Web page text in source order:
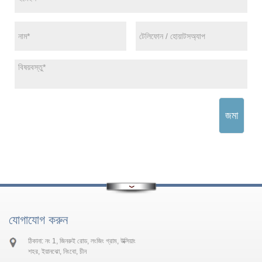
জমা
যোগাযোগ করুন
ঠিকানা: নং 1, জিনরুই রোড, লংজিং গ্রাম, উক্সিয়াং
শহর, ইয়ানঝো, নিংবো, চীন